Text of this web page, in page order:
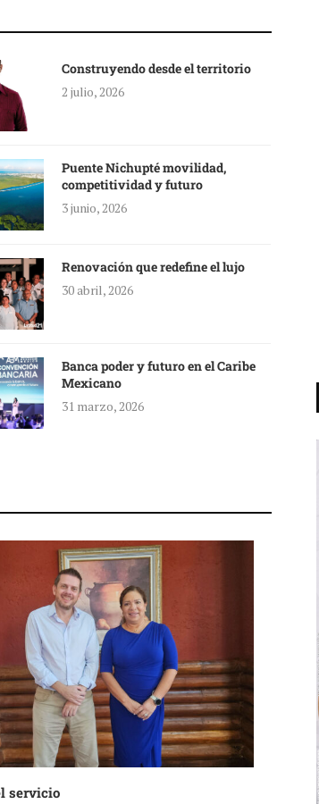
Construyendo desde el territorio
2 julio, 2026
Puente Nichupté movilidad,
competitividad y futuro
3 junio, 2026
Renovación que redefine el lujo
30 abril, 2026
Banca poder y futuro en el Caribe
Mexicano
31 marzo, 2026
servicio